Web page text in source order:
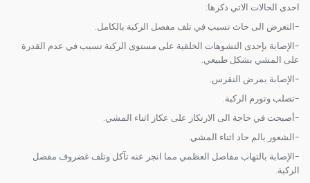
احدى الحالات الاتي ذكرها:
-التعرض الى حاث تسبب في تلف مفصل الركبة بالكامل.
-الإصابة بإحدى التشوهات الخلقية على مستوى الركبة تسبب في عدم القدرة
على المشي بشكل طبيعي.
-الإصابة بمرض النقرس.
-تصلب وتورم الركبة.
-أصبحت في حاجة الى الارتكاز على عكاز اثناء المشي.
-الشعور بالم حاد اثناء المشي.
-الإصابة بالتهاب مفاصل العظمي مما انجر عنه تآكل وتلف غضروف مفصل
الركبة.